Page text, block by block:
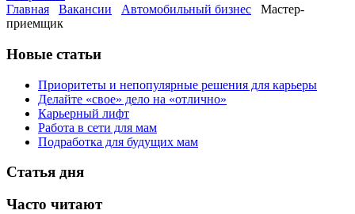
Главная
Вакансии Автомобильный бизнес
Мастер-
приемщик
Новые статьи
Приоритеты и непопулярные решения для карьеры
Делайте «свое» дело на «отлично»
Карьерный лифт
Работа в сети для мам
Подработка для будущих мам
Статья дня
Часто читают